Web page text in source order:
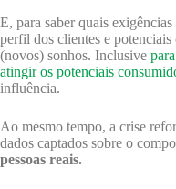
E, para saber quais
perfil dos clientes e
(novos) sonhos. Inclusive
atingir os potenciais
influência.
Ao mesmo tempo, a crise
dados captados sobre o
pessoas reais.